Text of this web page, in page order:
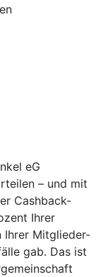
eG
– und mit
Cashback-
Ihrer
Ihrer Mitglieder-
gab. Das ist